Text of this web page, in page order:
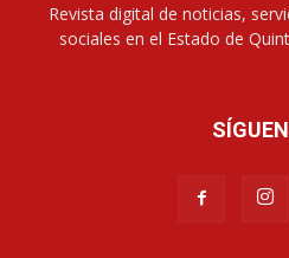
Revista digital de noticias,
sociales en el Estado de